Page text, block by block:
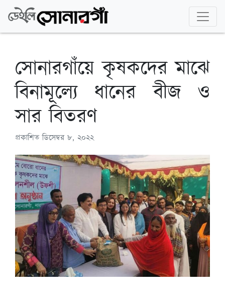
সোনারগাঁয়ে কৃষকদের মাঝে
বিনামূল্যে ধানের বীজ ও
সার বিতরণ
প্রকাশিতডিসেম্বর ৮, ২০২২